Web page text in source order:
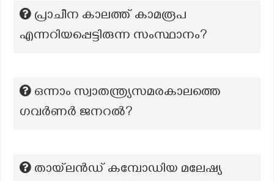
പ്രാചീന കാലത്ത് കാമരൂപ
എന്നറിയപ്പെട്ടിരുന്ന സംസ്ഥാനം?
ഒന്നാം സ്വാതന്ത്ര്യസമരകാലത്തെ
ഗവർണർ ജനറൽ?
തായ്‌ലൻഡ് കമ്പോഡിയ മലേഷ്യ